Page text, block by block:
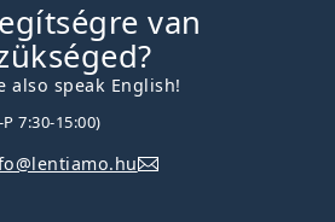
van
also speak English!
7:30-15:00)